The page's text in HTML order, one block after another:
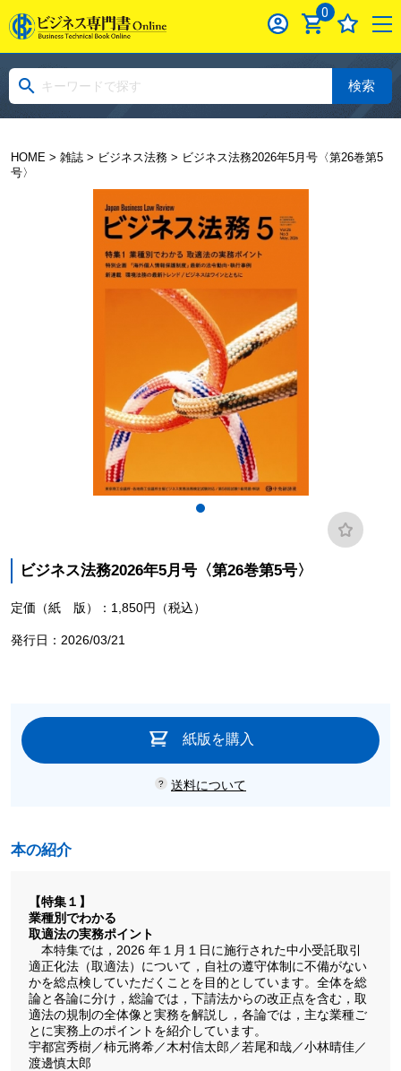
0
検索
HOME> 雑誌> ビジネス法務> ビジネス法務2026年5月号〈第26巻第5
号〉
ビジネス法務2026年5月号〈第26巻第5号〉
定価（紙 版）：1,850円（税込）
発行日：2026/03/21
紙版を購入
送料について
本の紹介
【特集１】
業種別でわかる
取適法の実務ポイント
本特集では，2026 年１月１日に施行された中小受託取引
適正化法（取適法）について，自社の遵守体制に不備がない
かを総点検していただくことを目的としています。全体を総
論と各論に分け，総論では，下請法からの改正点を含む，取
適法の規制の全体像と実務を解説し，各論では，主な業種ご
とに実務上のポイントを紹介しています。
宇都宮秀樹／柿元將希／木村信太郎／若尾和哉／小林晴佳／
渡邊慎太郎